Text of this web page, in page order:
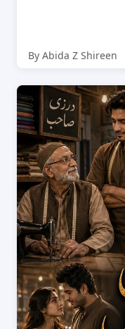
By Abida Z Shireen